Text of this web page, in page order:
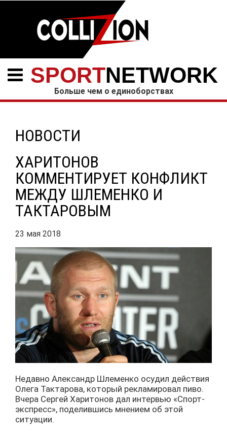
SPORTNETWORK
Больше чем о единоборствах
НОВОСТИ
ХАРИТОНОВ
КОММЕНТИРУЕТ КОНФЛИКТ
МЕЖДУ ШЛЕМЕНКО И
ТАКТАРОВЫМ
23 мая 2018
Недавно Александр Шлеменко осудил действия
Олега Тактарова, который рекламировал пиво.
Вчера Сергей Харитонов дал интервью «Спорт-
экспресс», поделившись мнением об этой
ситуации.